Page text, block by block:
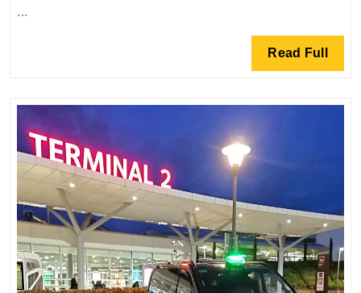
de
Lyon
l’Aéroport
Gaulle
...
Read Full Read
Full